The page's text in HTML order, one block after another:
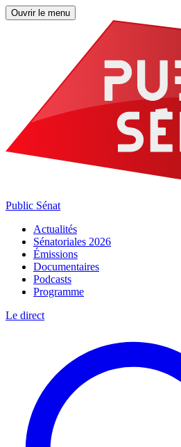
Ouvrir le menu
Public Sénat
Actualités
Sénatoriales 2026
Émissions
Documentaires
Podcasts
Programme
Le direct